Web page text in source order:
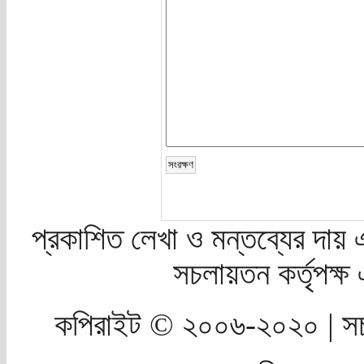
প্রকাশিত লেখা ও মন্তব্যের দায়
সচলায়তন
কপিরাইট © ২০০৬-২০২০ |